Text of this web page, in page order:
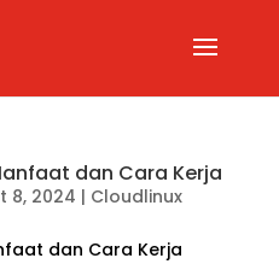
dan Cara Kerja
8, 2024 | Cloudlinux
dan Cara Kerja